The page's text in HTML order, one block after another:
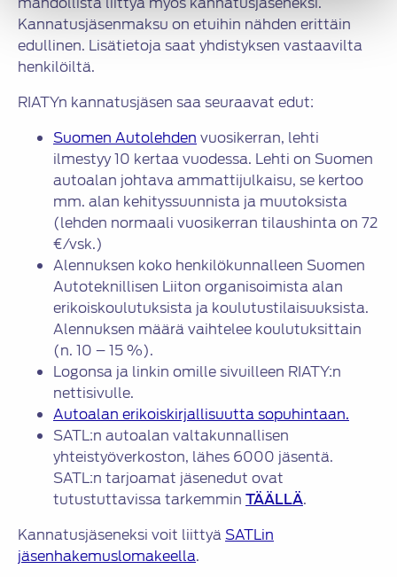
Kannatusjäsenmaksu on etuihin nähden erittäin
edullinen. Lisätietoja saat yhdistyksen vastaavilta
henkilöiltä.
RIATYn kannatusjäsen saa seuraavat edut:
Suomen Autolehden vuosikerran, lehti
ilmestyy 10 kertaa vuodessa. Lehti on Suomen
autoalan johtava ammattijulkaisu, se kertoo
mm. alan kehityssuunnista ja muutoksista
(lehden normaali vuosikerran tilaushinta on 72
€/vsk.)
Alennuksen koko henkilökunnalleen Suomen
Autoteknillisen Liiton organisoimista alan
erikoiskoulutuksista ja koulutustilaisuuksista.
Alennuksen määrä vaihtelee koulutuksittain
(n. 10 – 15 %).
Logonsa ja linkin omille sivuilleen RIATY:n
nettisivulle.
Autoalan erikoiskirjallisuutta sopuhintaan.
SATL:n autoalan valtakunnallisen
yhteistyöverkoston, lähes 6000 jäsentä.
SATL:n tarjoamat jäsenedut ovat
tutustuttavissa tarkemmin TÄÄLLÄ.
Kannatusjäseneksi voit liittyäSATLin
jäsenhakemuslomakeella.